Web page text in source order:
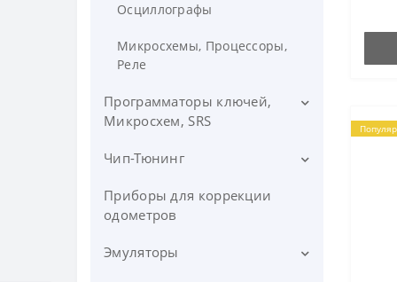
Осциллографы
Микросхемы, Процессоры,
Реле
Программаторы ключей,
Микросхем, SRS
Программаторы ключей,
Программаторы AirBag, SRS
Программаторы микросхем,
Чип-Тюнинг
Приборы, Загрузчики,
Флешеры
Программы для Чип-Тюнинга
Приборы для коррекции
одометров
Эмуляторы